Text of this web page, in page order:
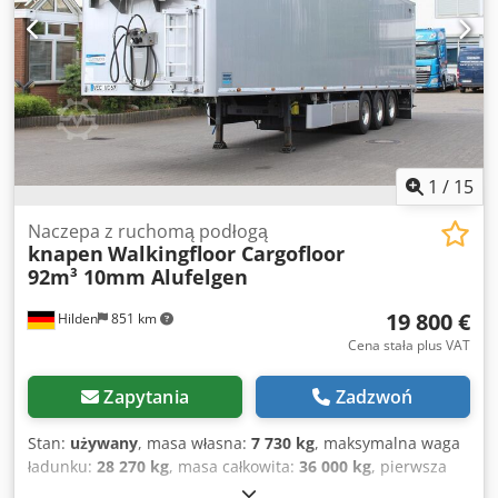
oś: , 3. oś: , Przednia oś podnoszona, Zawieszenie
samopoziomujące, Elektroniczny system hamulcowy (EBS),
Zasyp do zboża, Platforma dostępowa, Wtyczka 1x15 i 2x7
pinów, System antyrozbryzgowy, Ostrzeżenie o utracie
ciśnienia w oponach. Przegląd wszystkich dostępnych
pojazdów znajdziesz na naszej stronie internetowej.
Potrzebujesz finansowania? Oferujemy indywidualne
rozwiązania finansowe, pełne kontrakty serwisowe i usługi
telematyczne. Chętnie doradzimy osobiście. Dkedpfx Acsy
H Rldoker
1 / 15
Hilden 851 km
Naczepa z ruchomą podłogą
knapen Walkingfloor Cargofloor
92m³ 10mm Alufelgen
19 800 €
Cena stała plus VAT
Zapytania Zadzwoń
Stan: używany, masa własna: 7 730 kg, maksymalna waga
ładunku: 28 270 kg, masa całkowita: 36 000 kg, pierwsza
, objętość przestrzeni ładunkowej: